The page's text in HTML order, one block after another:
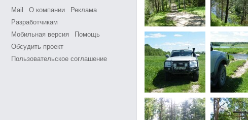
Mail О компании
Реклама
Разработчикам
Мобильная версия
Помощь
Обсудить проект
Пользовательское соглашение